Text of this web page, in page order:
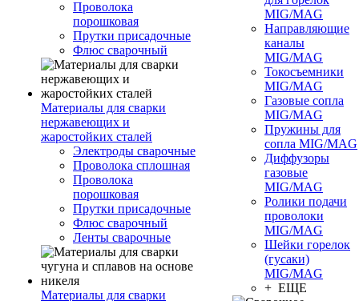
Проволока
порошковая
Прутки присадочные
Флюс сварочный
Материалы для сварки
нержавеющих и
жаростойких сталей
Электроды сварочные
Проволока сплошная
Проволока
порошковая
Прутки присадочные
Флюс сварочный
Ленты сварочные
Материалы для сварки
MIG/MAG
Направляющие
каналы
MIG/MAG
Токосъемники
MIG/MAG
Газовые сопла
MIG/MAG
Пружины для
сопла MIG/MAG
Диффузоры
газовые
MIG/MAG
Ролики подачи
проволоки
MIG/MAG
Шейки горелок
(гусаки)
MIG/MAG
+ ЕЩЕ